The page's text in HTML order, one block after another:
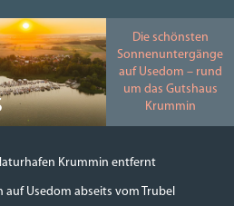
Die schönsten
Sonnenuntergänge
auf Usedom – rund
um das Gutshaus
Krummin
Krummin entfernt
auf Usedom abseits vom Trubel